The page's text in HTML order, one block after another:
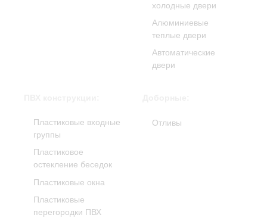
холодные двери
Алюминиевые
теплые двери
Автоматические
двери
Пластиковые входные
группы
Пластиковое
остекление беседок
Пластиковые окна
Пластиковые
перегородки ПВХ
Отливы